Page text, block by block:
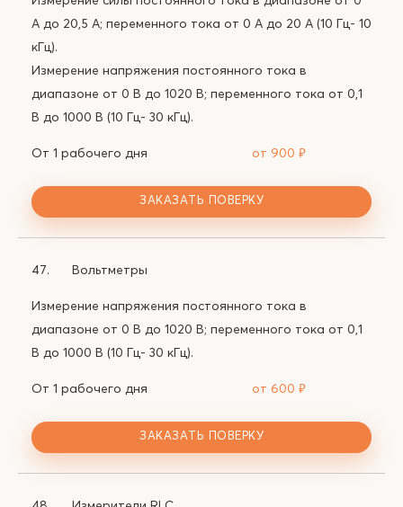
А до 20,5 А; переменного тока от 0 А до 20 А (10 Гц- 10
кГц).
Измерение напряжения постоянного тока в
диапазоне от 0 В до 1020 В; переменного тока от 0,1
В до 1000 В (10 Гц- 30 кГц).
От 1 рабочего дня от 900 ₽
ЗАКАЗАТЬ ПОВЕРКУ
47. Вольтметры
Измерение напряжения постоянного тока в
диапазоне от 0 В до 1020 В; переменного тока от 0,1
В до 1000 В (10 Гц- 30 кГц).
От 1 рабочего дня от 600 ₽
ЗАКАЗАТЬ ПОВЕРКУ